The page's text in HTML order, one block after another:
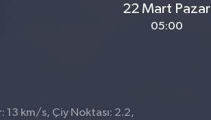
22 Mart Pazar
05:00
13 km/s, Çiy Noktası: 2.2,